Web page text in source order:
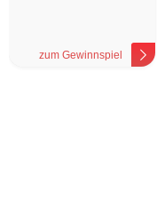
zum Gewinnspiel